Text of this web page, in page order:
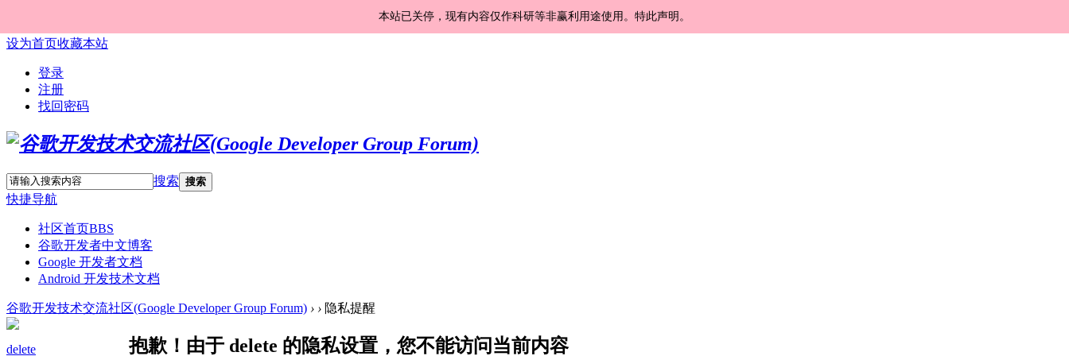
本站已关停，现有内容仅作科研等非赢利用途使用。特此声明。
设为首页收藏本站
登录
注册
找回密码
搜索 搜索
快捷导航
社区首页BBS
谷歌开发者中文博客
Google 开发者文档
Android 开发技术文档
谷歌开发技术交流社区(Google Developer Group Forum) › › 隐私提醒
delete 抱歉！由于 delete 的隐私设置，您不能访问当前内容